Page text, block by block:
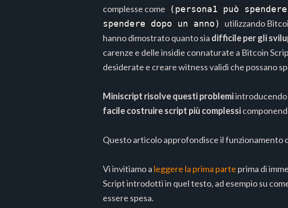
complesse come
(persona1 può
spendere dopo un anno)
utilizzando
hanno dimostrato quanto sia difficile per gli
carenze e delle insidie connaturate a Bitcoin
desiderate e creare witness validi che possano
Miniscript risolve questi problemiintroducendo
facile costruire script più complessi
Questo articolo approfondisce il funzionamento
Vi invitiamo a leggere la prima parte prima di
Script introdotti in quel testo, ad esempio su
essere spesa.